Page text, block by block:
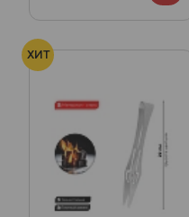
ХИТ